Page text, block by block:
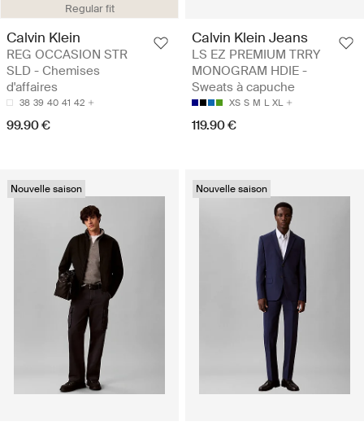
Regular fit
Calvin Klein
REG OCCASION STR
SLD - Chemises
d'affaires
38 39 40 41 42
99.90 €
Calvin Klein Jeans
LS EZ PREMIUM TRRY
MONOGRAM HDIE -
Sweats à capuche
XS S M L XL
119.90 €
Nouvelle saison Nouvelle saison